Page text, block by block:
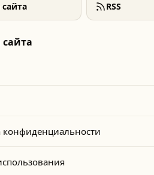
сайта RSS
конфиденциальности